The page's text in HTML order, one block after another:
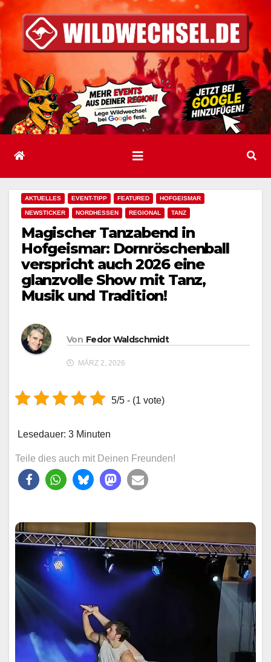
Inhalt
springen
AKTUELLES EVENT-TIPP FEATURED HOFGEISMAR
NEWSTICKER NORDHESSEN REGIONAL TANZ
Magischer Tanzabend in
Hofgeismar: Dornröschenball
verspricht auch 2026 eine
glanzvolle Show mit Tanz,
Musik und Tradition!
Von Fedor Waldschmidt
MÄRZ 2, 2026
5/5 - (1 vote)
Lesedauer: 3 Minuten
Teile dies auch mit Deinen Freunden!